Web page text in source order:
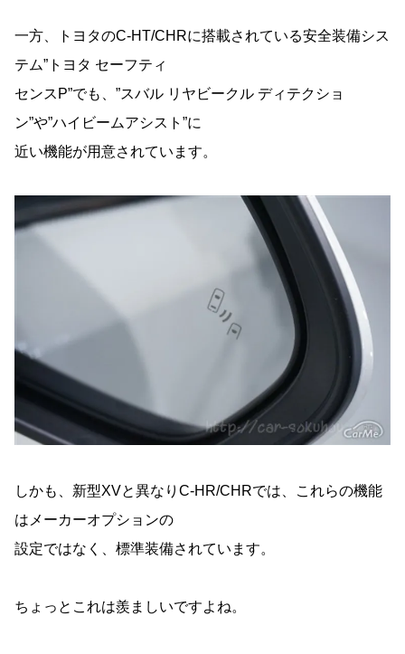
一方、トヨタのC-HT/CHRに搭載されている安全装備シス
テム”トヨタ セーフティ
センスP”でも、”スバル リヤビークル ディテクショ
ン”や”ハイビームアシスト”に
近い機能が用意されています。
しかも、新型XVと異なりC-HR/CHRでは、これらの機能
はメーカーオプションの
設定ではなく、標準装備されています。
ちょっとこれは羨ましいですよね。